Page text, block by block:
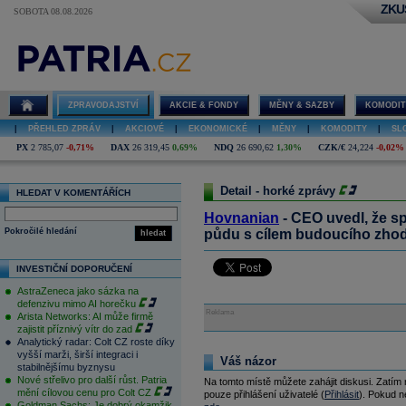
SOBOTA 08.08.2026
ZPRAVODAJSTVÍ AKCIE & FONDY MĚNY & SAZBY
PŘEHLED ZPRÁV AKCIOVÉ EKONOMICKÉ MĚNY KOMODITY
PX 2 785,07 -0,71% DAX 26 319,45 0,69% NDQ 26 690,62 1,30% CZK/€ 24,224 -0,02%
HLEDAT V KOMENTÁŘÍCH
hledat
Pokročilé hledání
INVESTIČNÍ DOPORUČENÍ
AstraZeneca jako sázka na
defenzivu mimo AI horečku
Arista Networks: AI může firmě
zajistit příznivý vítr do zad
Analytický radar: Colt CZ roste díky
vyšší marži, širší integraci i
stabilnějšímu byznysu
Nové střelivo pro další růst. Patria
mění cílovou cenu pro Colt CZ
Detail - horké zprávy
Hovnanian - CEO uvedl, že
půdu s cílem budoucího
Reklama
Váš názor
Na tomto místě můžete zahájit diskusi.
pouze přihlášení uživatelé (Přihlásit). Pokud